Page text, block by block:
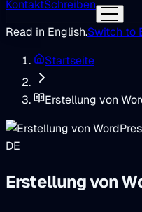
KontaktSchreiben
Read in English.Switch to
Startseite
Erstellung von
DE
Erstellung von